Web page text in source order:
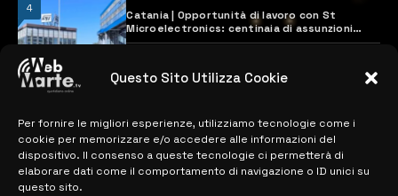
Questo Sito Utilizza Cookie
Per fornire le migliori esperienze, utilizziamo tecnologie come i
cookie per memorizzare e/o accedere alle informazioni del
dispositivo. Il consenso a queste tecnologie ci permetterà di
elaborare dati come il comportamento di navigazione o ID unici su
questo sito.
4
Catania | Opportunità di lavoro con St
Microelectronics: centinaia di assunzioni
previste
MAPPA DEL SITO
> NOTIZIE